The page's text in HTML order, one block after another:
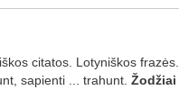
citatos. Lotyniškos
sapienti ... trahunt. Žodžiai